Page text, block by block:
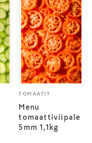
TOMAATIT
Menu
tomaattiviipale
5mm 1,1kg